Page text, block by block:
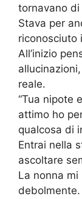
tornavano di
Stava per
riconosciuto
All’inizio
reale.
“Tua nipote
attimo ho
qualcosa di
Entrai nella
ascoltare
La nonna
debolmente.